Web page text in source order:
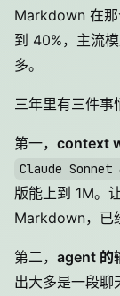
Markdown 在
到 40%，主流
多。
三年里有三件事
第一， context
Claude Sonnet
版能上到 1M。
Markdown，已
第二， agent 的
出大多是一段